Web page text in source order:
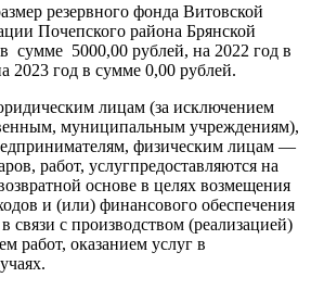
резервного фонда Витовской
Почепского района Брянской
сумме 5000,00 рублей, на 2022 год в
2023 год в сумме 0,00 рублей.
лицам (за исключением
муниципальным учреждениям),
физическим лицам —
работ, услугпредоставляются на
основе в целях возмещения
и (или) финансового обеспечения
связи с производством (реализацией)
работ, оказанием услуг в